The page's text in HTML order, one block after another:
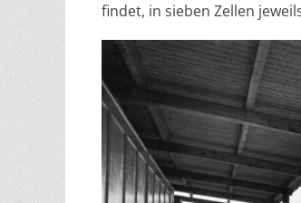
findet, in sieben Zellen